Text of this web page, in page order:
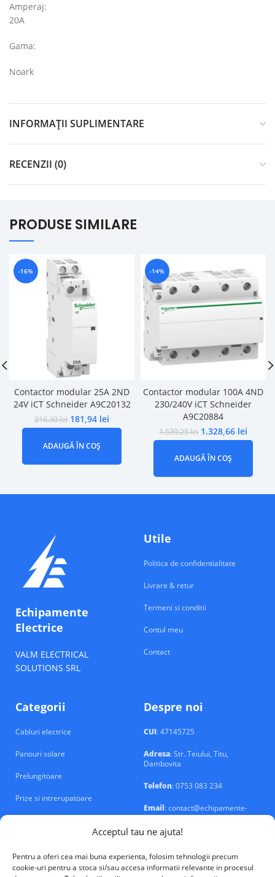
Acceptul tau ne ajuta!
Pentru a oferi cea mai buna experienta, folosim tehnologii precum
cookie-uri pentru a stoca si/sau accesa informatii relevante in procesul
Amperaj:
20A
Gama:
Noark
INFORMAȚII SUPLIMENTARE
RECENZII (0)
PRODUSE SIMILARE
-16%
Contactor modular 25A 2ND
24V iCT Schneider A9C20132
216,30lei 181,94 lei
ADAUGĂ ÎN COȘ
-14%
Contactor modular 100A 4ND
230/240V iCT Schneider
A9C20884
1.539,25lei 1.328,66 lei
ADAUGĂ ÎN COȘ
Echipamente
Electrice
VALM ELECTRICAL
SOLUTIONS SRL
Utile
Politica de confidentialitate
Livrare & retur
Termeni si conditii
Contul meu
Contact
Categorii
Cabluri electrice
Panouri solare
Prelungitoare
Prize si intrerupatoare
Despre noi
CUI: 47145725
Adresa: Str. Teiului, Titu,
Dambovita
Telefon: 0753 083 234
Email: contact@echipamente-
electrice.ro